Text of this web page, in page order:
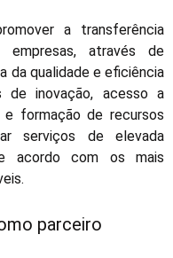
a transferência
através de
da qualidade e eficiência
de inovação, acesso a
formação de recursos
serviços de elevada
acordo com os mais
parceiro